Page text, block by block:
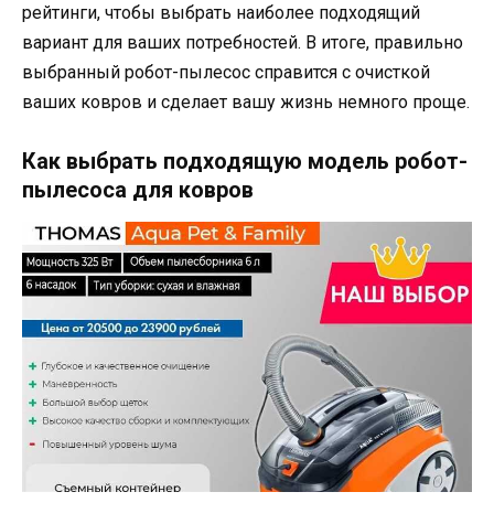
рейтинги, чтобы выбрать наиболее подходящий
вариант для ваших потребностей. В итоге, правильно
выбранный робот-пылесос справится с очисткой
ваших ковров и сделает вашу жизнь немного проще.
Как выбрать подходящую модель робот-
пылесоса для ковров